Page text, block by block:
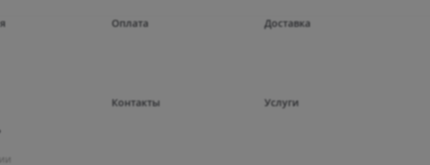
Оплата Доставка
Контакты
Услуги